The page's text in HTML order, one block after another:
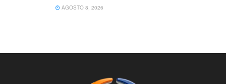
AGOSTO 8, 2026